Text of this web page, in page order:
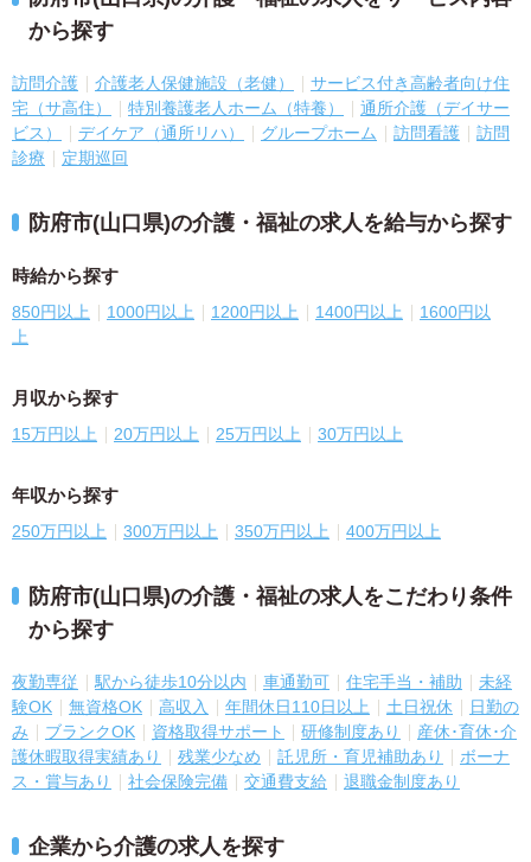
から探す
訪問介護 介護老人保健施設（老健）
サービス付き高齢者向け住
宅（サ高住）
特別養護老人ホーム（特養）
通所介護（デイサー
ビス）
デイケア（通所リハ） グループホーム 訪問看護
訪問
診療
定期巡回
防府市(山口県)の介護・福祉の求人を給与から探す
時給から探す
850円以上 1000円以上 1200円以上 1400円以上
1600円以
上
月収から探す
15万円以上 20万円以上 25万円以上 30万円以上
年収から探す
250万円以上 300万円以上 350万円以上 400万円以上
防府市(山口県)の介護・福祉の求人をこだわり条件
から探す
夜勤専従 駅から徒歩10分以内 車通勤可 住宅手当・補助
未経
験OK
無資格OK 高収入 年間休日110日以上 土日祝休
日勤の
み
ブランクOK 資格取得サポート 研修制度あり
産休･育休･介
護休暇取得実績あり
残業少なめ 託児所・育児補助あり
ボーナ
ス・賞与あり
社会保険完備 交通費支給 退職金制度あり
企業から介護の求人を探す